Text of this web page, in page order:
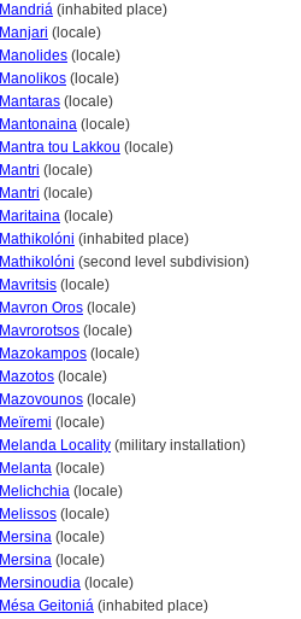
Mandri (inhabited place)
Manjari (locale)
Manolides (locale)
Manolikos (locale)
Mantaras (locale)
Mantonaina (locale)
Mantra tou Lakkou (locale)
Mantri (locale)
Mantri (locale)
Maritaina (locale)
Mathikolóni (inhabited place)
Mathikolóni (second level subdivision)
Mavritsis (locale)
Mavron Oros (locale)
Mavrorotsos (locale)
Mazokampos (locale)
Mazotos (locale)
Mazovounos (locale)
Meïremi (locale)
Melanda Locality (military installation)
Melanta (locale)
Melichchia (locale)
Melissos (locale)
Mersina (locale)
Mersina (locale)
Mersinoudia (locale)
Mésa Geitoni (inhabited place)